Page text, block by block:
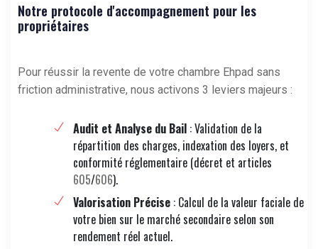
Notre protocole d'accompagnement pour les
propriétaires
Pour réussir la revente de votre chambre Ehpad sans
friction administrative, nous activons 3 leviers majeurs :
Audit et Analyse du Bail : Validation de la
répartition des charges, indexation des loyers, et
conformité réglementaire (décret et articles
605/606).
Valorisation Précise : Calcul de la valeur faciale de
votre bien sur le marché secondaire selon son
rendement réel actuel.